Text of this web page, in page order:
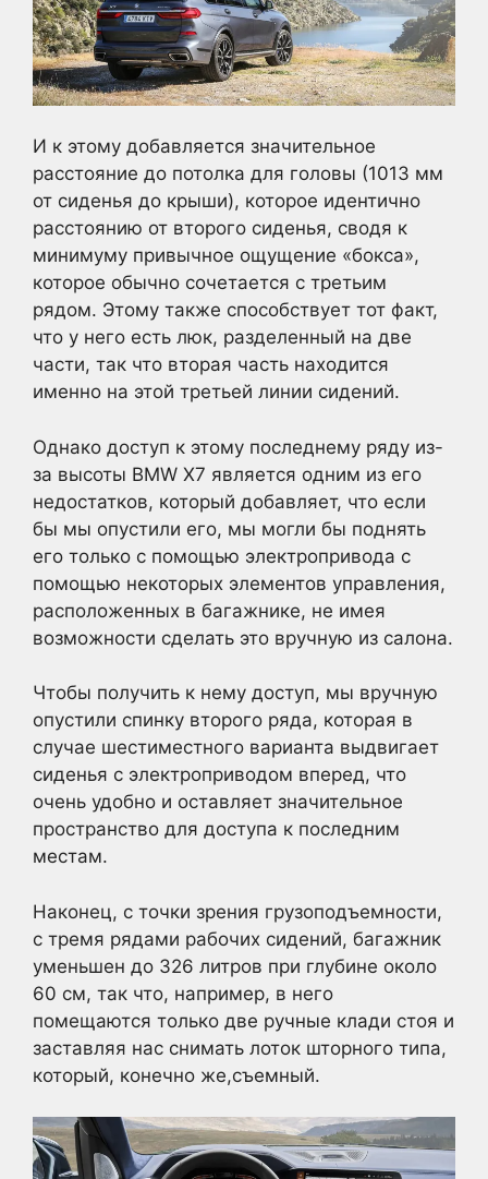
И к этому добавляется значительное
расстояние до потолка для головы (1013 мм
от сиденья до крыши), которое идентично
расстоянию от второго сиденья, сводя к
минимуму привычное ощущение «бокса»,
которое обычно сочетается с третьим
рядом. Этому также способствует тот факт,
что у него есть люк, разделенный на две
части, так что вторая часть находится
именно на этой третьей линии сидений.
Однако доступ к этому последнему ряду из-
за высоты BMW X7 является одним из его
недостатков, который добавляет, что если
бы мы опустили его, мы могли бы поднять
его только с помощью электропривода с
помощью некоторых элементов управления,
расположенных в багажнике, не имея
возможности сделать это вручную из салона.
Чтобы получить к нему доступ, мы вручную
опустили спинку второго ряда, которая в
случае шестиместного варианта выдвигает
сиденья с электроприводом вперед, что
очень удобно и оставляет значительное
пространство для доступа к последним
местам.
Наконец, с точки зрения грузоподъемности,
с тремя рядами рабочих сидений, багажник
уменьшен до 326 литров при глубине около
60 см, так что, например, в него
помещаются только две ручные клади стоя и
заставляя нас снимать лоток шторного типа,
который, конечно же,съемный.